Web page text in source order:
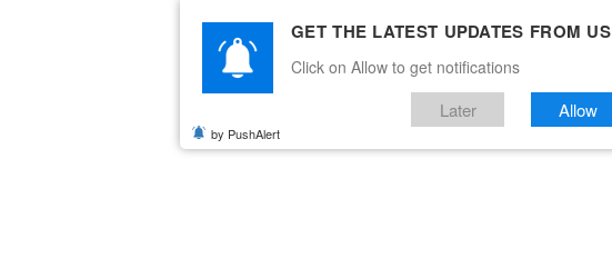
GET THE LATEST UPDATES FROM US
Click on Allow to get notifications
Later Allow
by PushAlert